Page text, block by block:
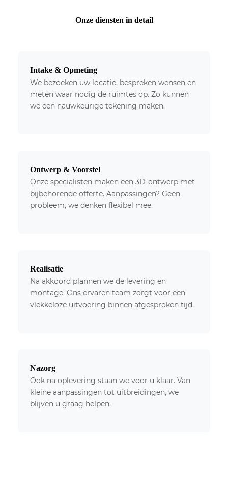
Onze diensten in detail
Intake & Opmeting
We bezoeken uw locatie, bespreken wensen en
meten waar nodig de ruimtes op. Zo kunnen
we een nauwkeurige tekening maken.
Ontwerp & Voorstel
Onze specialisten maken een 3D-ontwerp met
bijbehorende offerte. Aanpassingen? Geen
probleem, we denken flexibel mee.
Realisatie
Na akkoord plannen we de levering en
montage. Ons ervaren team zorgt voor een
vlekkeloze uitvoering binnen afgesproken tijd.
Nazorg
Ook na oplevering staan we voor u klaar. Van
kleine aanpassingen tot uitbreidingen, we
blijven u graag helpen.